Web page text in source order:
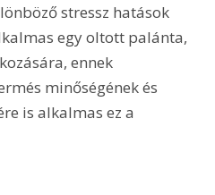
stressz hatások
egy oltott palánta,
ennek
minőségének és
is alkalmas ez a